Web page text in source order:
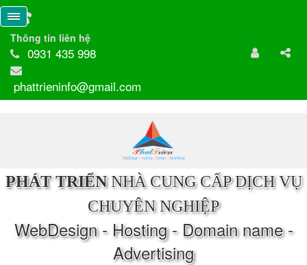
Thông tin liên hệ
0931 435 998
phattrieninfo@gmail.com
PHÁT TRIỂNNHÀ CUNG CẤP DỊCH VỤ
CHUYÊN NGHIỆP
WebDesign - Hosting - Domain name -
Advertising